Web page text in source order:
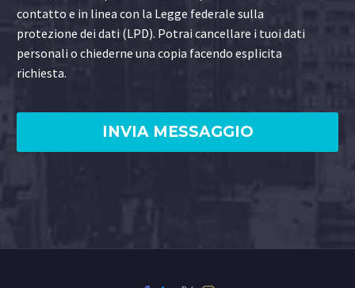
contatto e in linea con la Legge federale sulla
protezione dei dati (LPD). Potrai cancellare i tuoi dati
personali o chiederne una copia facendo esplicita
richiesta.